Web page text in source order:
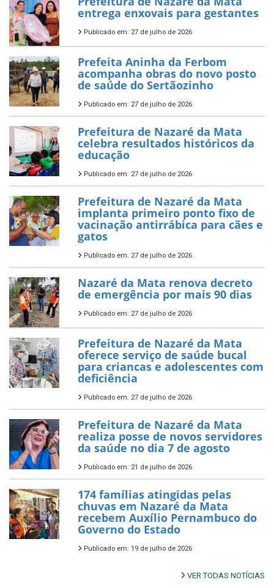
entrega enxovais para gestantes
Publicado em: 27 de julho de 2026
Prefeita Aninha da Ferbom
acompanha obras do novo posto
de saúde do Sertãozinho
Publicado em: 27 de julho de 2026
Prefeitura de Nazaré da Mata
celebra resultados históricos da
educação
Publicado em: 27 de julho de 2026
Prefeitura de Nazaré da Mata
implanta primeiro ponto fixo de
vacinação antirrábica para cães e
gatos
Publicado em: 27 de julho de 2026
Nazaré da Mata renova decreto
de emergência por mais 90 dias
Publicado em: 27 de julho de 2026
Prefeitura de Nazaré da Mata
oferece serviço de saúde bucal
para criancas e adolescentes com
deficiência
Publicado em: 27 de julho de 2026
Prefeitura de Nazaré da Mata
realiza posse de novos servidores
da saúde no dia 7 de agosto
Publicado em: 21 de julho de 2026
174 famílias atingidas pelas
chuvas em Nazaré da Mata
recebem Auxílio Pernambuco do
Governo do Estado
Publicado em: 19 de julho de 2026
VER TODAS NOTÍCIAS